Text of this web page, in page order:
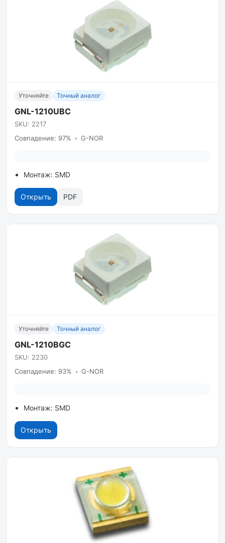
Уточняйте Точный аналог
GNL-1210UBC
SKU: 2217
Совпадение: 97% • G-NOR
Монтаж: SMD
Открыть PDF
Уточняйте Точный аналог
GNL-1210BGC
SKU: 2230
Совпадение: 93% • G-NOR
Монтаж: SMD
Открыть